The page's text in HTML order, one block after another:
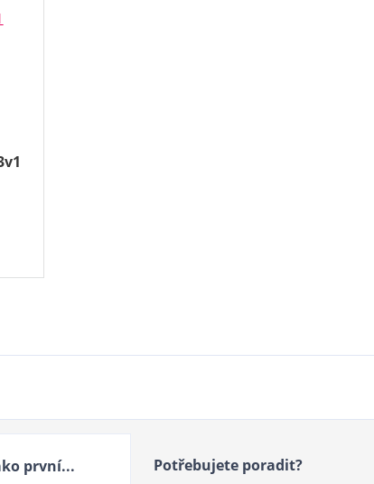
první... Potřebujete poradit?